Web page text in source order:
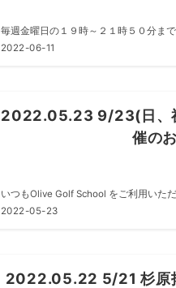
毎週金曜日の１９時～２１時５０分ま
2022-06-11
2022.05.23 9/23(日、
催の
いつもOlive Golf School をご利用いた
2022-05-23
2022.05.22 5/21 杉原